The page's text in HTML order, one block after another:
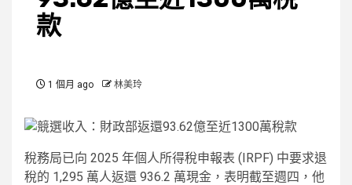
款
1 個月 ago 林美玲
稅務局已向 2025 年個人所得稅申報表 (IRPF) 中要求退
稅的 1,295 萬人返還 936.2 萬現金，表明截至週四，他